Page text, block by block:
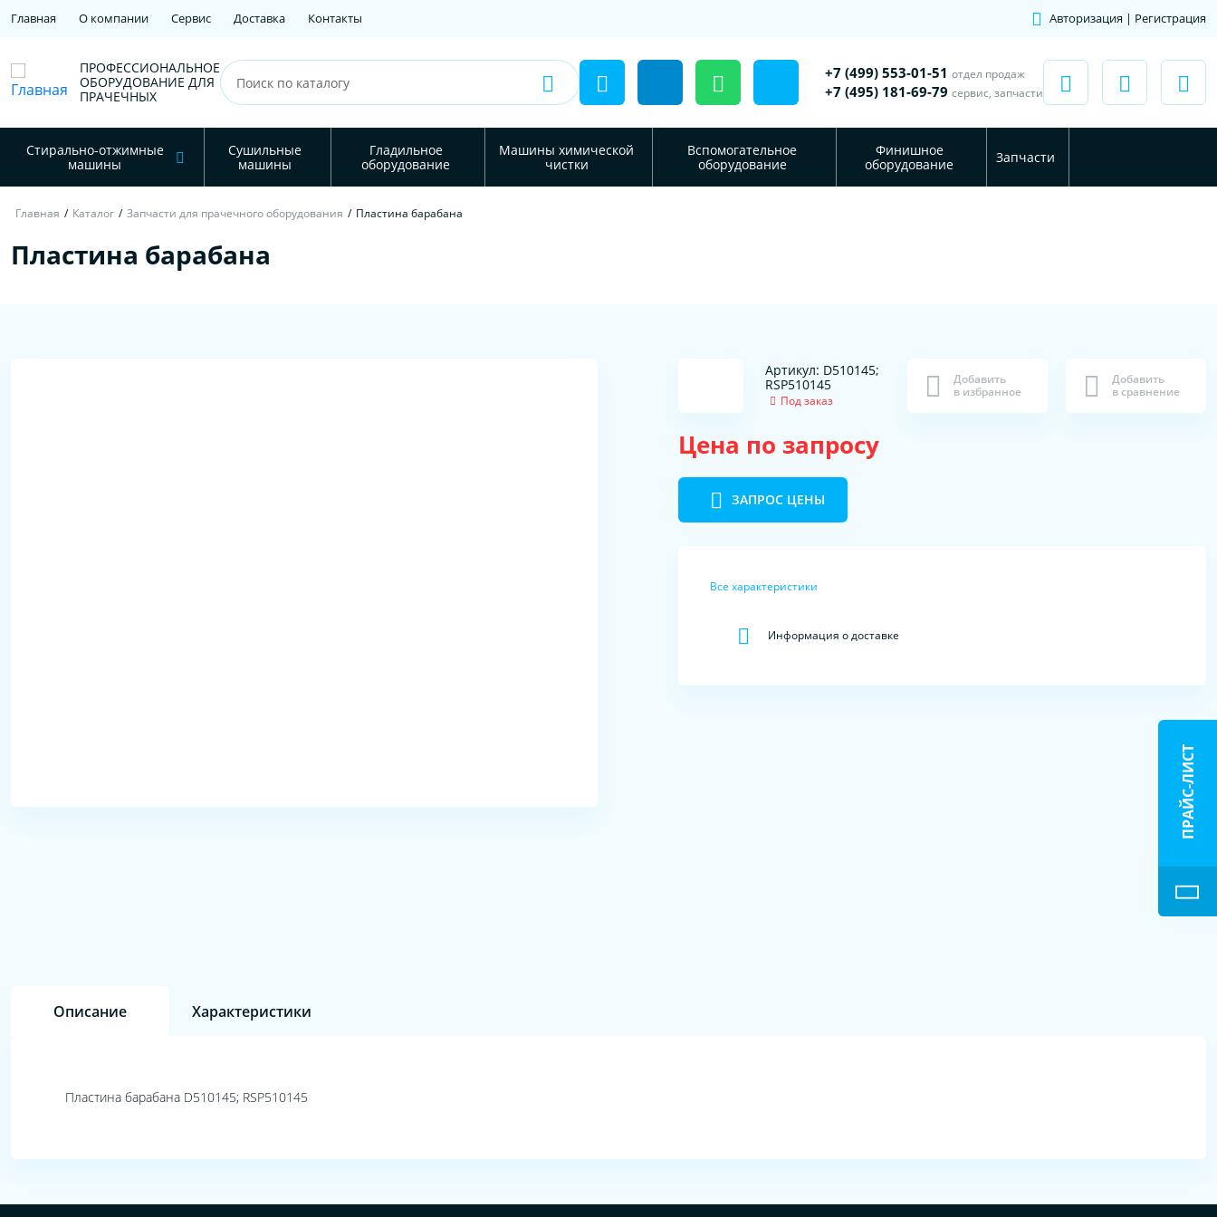
Главная О компании Сервис Доставка Контакты Авторизация | Регистрация
ПРОФЕССИОНАЛЬНОЕ
ОБОРУДОВАНИЕ ДЛЯ
ПРАЧЕЧНЫХ
+7 (499) 553-01-51 отдел продаж
+7 (495) 181-69-79 сервис, запчасти
Стирально-отжимные
машины
Сушильные
машины
Гладильное
оборудование
Машины химической
чистки
Вспомогательное
оборудование
Финишное
оборудование
Запчасти
Главная / Каталог / Запчасти для прачечного оборудования / Пластина барабана
Пластина барабана
Артикул: D510145;
RSP510145
Под заказ
Добавить
в избранное
Добавить
в сравнение
Цена по запросу
ЗАПРОС ЦЕНЫ
Все характеристики
Информация о доставке
Описание Характеристики
Пластина барабана D510145; RSP510145
ПРАЙС-ЛИСТ